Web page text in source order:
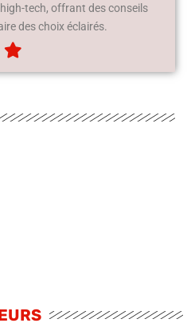
tech, offrant des conseils
des choix éclairés.